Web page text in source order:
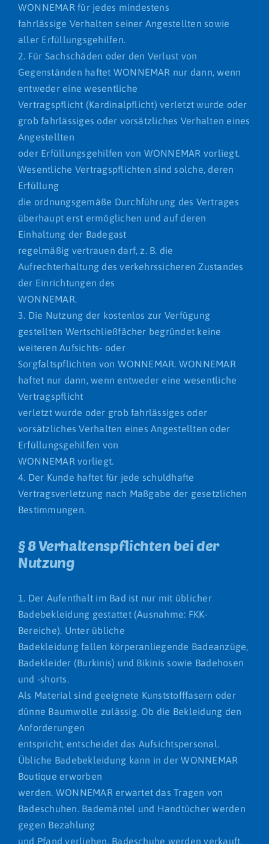
WONNEMAR für jedes mindestens
fahrlässige Verhalten seiner Angestellten sowie
aller Erfüllungsgehilfen.
2. Für Sachschäden oder den Verlust von
Gegenständen haftet WONNEMAR nur dann, wenn
entweder eine wesentliche
Vertragspflicht (Kardinalpflicht) verletzt wurde oder
grob fahrlässiges oder vorsätzliches Verhalten eines
Angestellten
oder Erfüllungsgehilfen von WONNEMAR vorliegt.
Wesentliche Vertragspflichten sind solche, deren
Erfüllung
die ordnungsgemäße Durchführung des Vertrages
überhaupt erst ermöglichen und auf deren
Einhaltung der Badegast
regelmäßig vertrauen darf, z. B. die
Aufrechterhaltung des verkehrssicheren Zustandes
der Einrichtungen des
WONNEMAR.
3. Die Nutzung der kostenlos zur Verfügung
gestellten Wertschließfächer begründet keine
weiteren Aufsichts- oder
Sorgfaltspflichten von WONNEMAR. WONNEMAR
haftet nur dann, wenn entweder eine wesentliche
Vertragspflicht
verletzt wurde oder grob fahrlässiges oder
vorsätzliches Verhalten eines Angestellten oder
Erfüllungsgehilfen von
WONNEMAR vorliegt.
4. Der Kunde haftet für jede schuldhafte
Vertragsverletzung nach Maßgabe der gesetzlichen
Bestimmungen.
§ 8 Verhaltenspflichten bei der
Nutzung
1. Der Aufenthalt im Bad ist nur mit üblicher
Badebekleidung gestattet (Ausnahme: FKK-
Bereiche). Unter übliche
Badekleidung fallen körperanliegende Badeanzüge,
Badekleider (Burkinis) und Bikinis sowie Badehosen
und -shorts.
Als Material sind geeignete Kunststofffasern oder
dünne Baumwolle zulässig. Ob die Bekleidung den
Anforderungen
entspricht, entscheidet das Aufsichtspersonal.
Übliche Badebekleidung kann in der WONNEMAR
Boutique erworben
werden. WONNEMAR erwartet das Tragen von
Badeschuhen. Bademäntel und Handtücher werden
gegen Bezahlung
und Pfand verliehen, Badeschuhe werden verkauft.